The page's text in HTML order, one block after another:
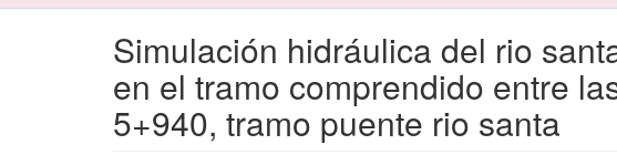
Simulación hidráulica del rio
en el tramo comprendido entre
5+940, tramo puente rio santa